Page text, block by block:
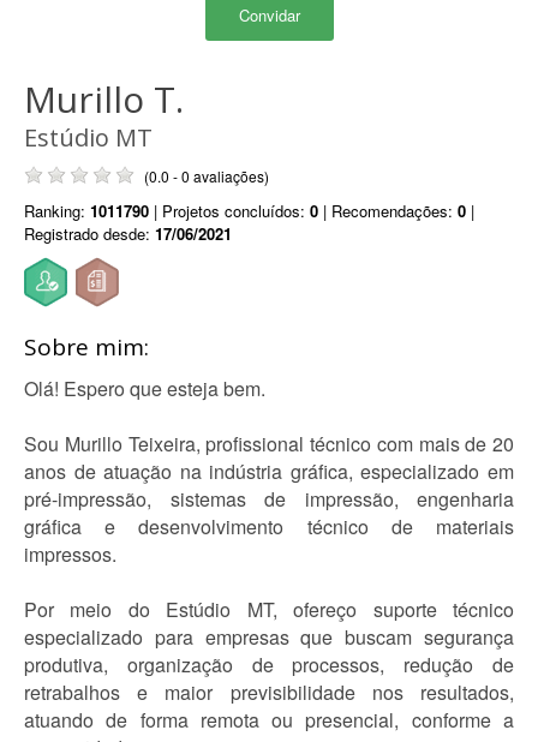
Convidar
Murillo T.
Estúdio MT
(0.0 - 0 avaliações)
Ranking: 1011790 | Projetos concluídos: 0 | Recomendações: 0 |
Registrado desde: 17/06/2021
Sobre mim:
Olá! Espero que esteja bem.
Sou Murillo Teixeira, profissional técnico com mais de 20
anos de atuação na indústria gráfica, especializado em
pré-impressão, sistemas de impressão, engenharia
gráfica e desenvolvimento técnico de materiais
impressos.
Por meio do Estúdio MT, ofereço suporte técnico
especializado para empresas que buscam segurança
produtiva, organização de processos, redução de
retrabalhos e maior previsibilidade nos resultados,
atuando de forma remota ou presencial, conforme a